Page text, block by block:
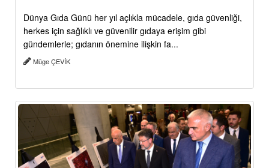
Dünya Gıda Günü her yıl açlıkla mücadele, gıda güvenliği,
herkes için sağlıklı ve güvenilir gıdaya erişim gibi
gündemlerle; gıdanın önemine ilişkin fa...
Müge ÇEVİK